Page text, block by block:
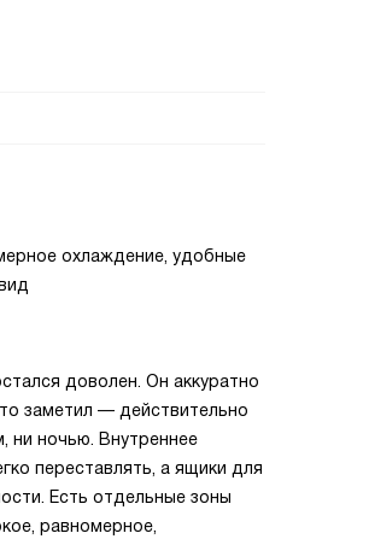
охлаждение, удобные
доволен. Он аккуратно
заметил — действительно
ни ночью. Внутреннее
переставлять, а ящики для
Есть отдельные зоны
равномерное,